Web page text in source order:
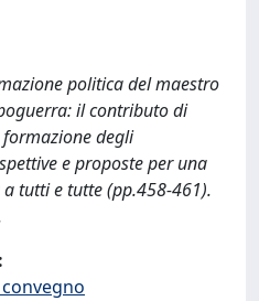
politica del maestro
il contributo di
formazione degli
e proposte per una
tutti e tutte (pp.458-461).